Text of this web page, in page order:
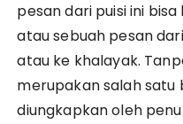
pesan dari puisi ini
atau sebuah pesan
atau ke khalayak.
merupakan salah satu
diungkapkan oleh